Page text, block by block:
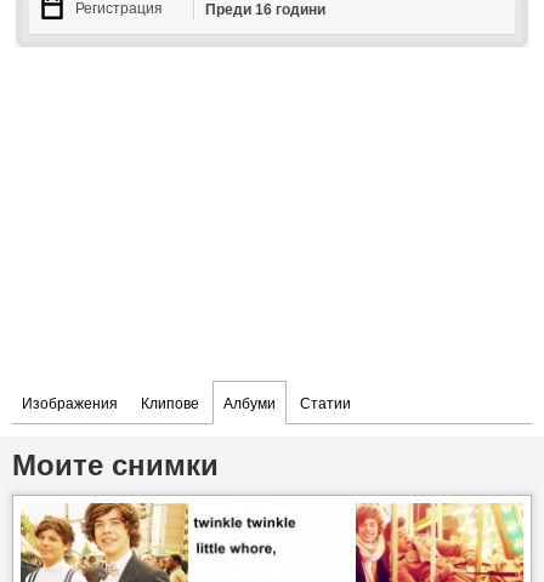
Регистрация Преди 16 години
Изображения Клипове Албуми Статии
Моите снимки